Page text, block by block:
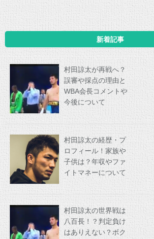
新着記事
村田諒太が再戦へ？
誤審や採点の理由と
WBA会長コメントや
今後について
村田諒太の経歴・プ
ロフィール！家族や
子供は？年収やファ
イトマネーについて
村田諒太の世界戦は
八百長！？判定負け
はありえない？ボク